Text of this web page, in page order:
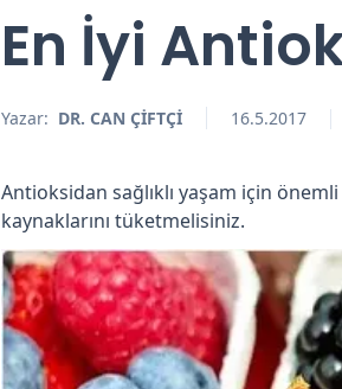
En İyi
Yazar: DR. CAN ÇİFTÇİ 16.5.2017
Antioksidan sağlıklı yaşam için
kaynaklarını tüketmelisiniz.